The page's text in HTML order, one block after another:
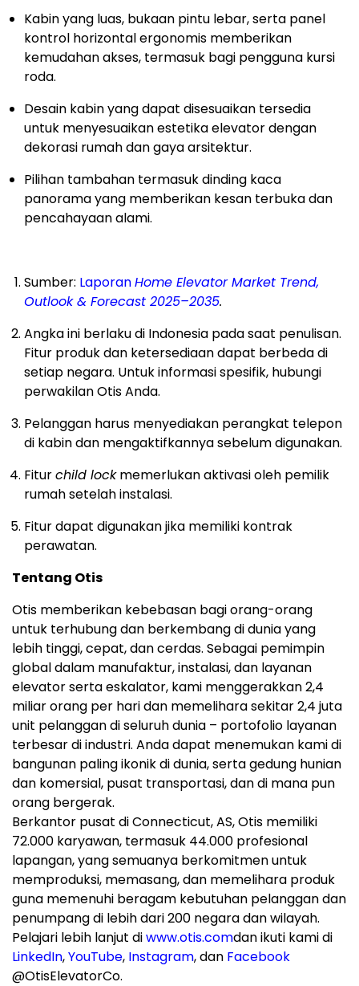
Kabin yang luas, bukaan pintu lebar, serta panel
kontrol horizontal ergonomis memberikan
kemudahan akses, termasuk bagi pengguna kursi
roda.
Desain kabin yang dapat disesuaikan tersedia
untuk menyesuaikan estetika elevator dengan
dekorasi rumah dan gaya arsitektur.
Pilihan tambahan termasuk dinding kaca
panorama yang memberikan kesan terbuka dan
pencahayaan alami.
Sumber: LaporanHome Elevator Market Trend,
Outlook & Forecast 2025–2035.
Angka ini berlaku di Indonesia pada saat penulisan.
Fitur produk dan ketersediaan dapat berbeda di
setiap negara. Untuk informasi spesifik, hubungi
perwakilan Otis Anda.
Pelanggan harus menyediakan perangkat telepon
di kabin dan mengaktifkannya sebelum digunakan.
Fiturchild lockmemerlukan aktivasi oleh pemilik
rumah setelah instalasi.
Fitur dapat digunakan jika memiliki kontrak
perawatan.
Tentang Otis
Otis memberikan kebebasan bagi orang-orang
untuk terhubung dan berkembang di dunia yang
lebih tinggi, cepat, dan cerdas. Sebagai pemimpin
global dalam manufaktur, instalasi, dan layanan
elevator serta eskalator, kami menggerakkan 2,4
miliar orang per hari dan memelihara sekitar 2,4 juta
unit pelanggan di seluruh dunia – portofolio layanan
terbesar di industri. Anda dapat menemukan kami di
bangunan paling ikonik di dunia, serta gedung hunian
dan komersial, pusat transportasi, dan di mana pun
orang bergerak.
Berkantor pusat di Connecticut, AS, Otis memiliki
72.000 karyawan, termasuk 44.000 profesional
lapangan, yang semuanya berkomitmen untuk
memproduksi, memasang, dan memelihara produk
guna memenuhi beragam kebutuhan pelanggan dan
penumpang di lebih dari 200 negara dan wilayah.
Pelajari lebih lanjut diwww.otis.comdan ikuti kami di
LinkedIn,YouTube, Instagram, dan Facebook
@OtisElevatorCo.